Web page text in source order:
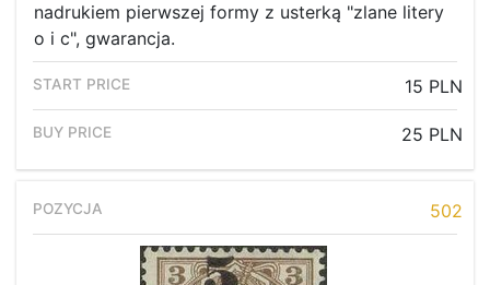
nadrukiem pierwszej formy z usterką "zlane litery
o i c", gwarancja.
15 PLN
25 PLN
502